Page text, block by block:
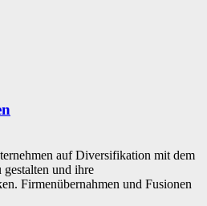
auf Diversifikation mit dem
und ihre
Firmenübernahmen und Fusionen